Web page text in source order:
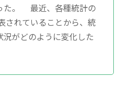
た。 最近、各種統計の
されていることから、統
がどのように変化した